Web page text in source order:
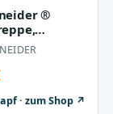
®
für
starkem
· zum Shop ↗